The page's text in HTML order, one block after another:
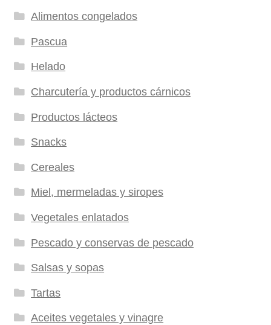
Alimentos congelados
Pascua
Helado
Charcutería y productos cárnicos
Productos lácteos
Snacks
Cereales
Miel, mermeladas y siropes
Vegetales enlatados
Pescado y conservas de pescado
Salsas y sopas
Tartas
Aceites vegetales y vinagre